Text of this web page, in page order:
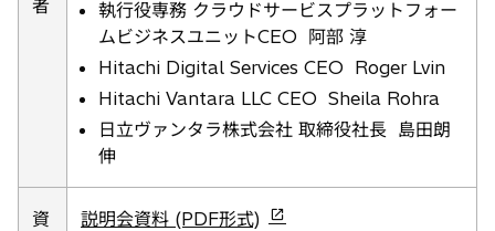
者
執行役専務 クラウドサービスプラットフォー
ムビジネスユニットCEO 阿部 淳
Hitachi Digital Services CEO Roger Lvin
Hitachi Vantara LLC CEO Sheila Rohra
日立ヴァンタラ株式会社 取締役社長 島田朗
伸
資
説明会資料 (PDF形式)
新